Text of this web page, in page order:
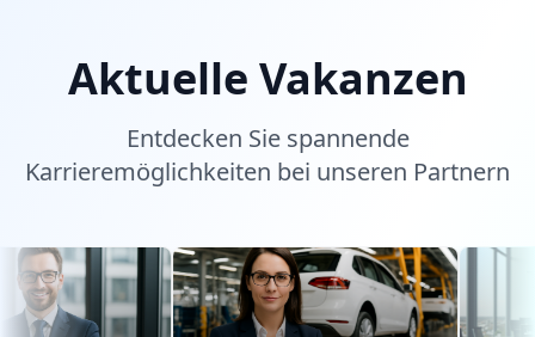
Aktuelle Vakanzen
Entdecken Sie spannende
Karrieremöglichkeiten bei unseren Partnern